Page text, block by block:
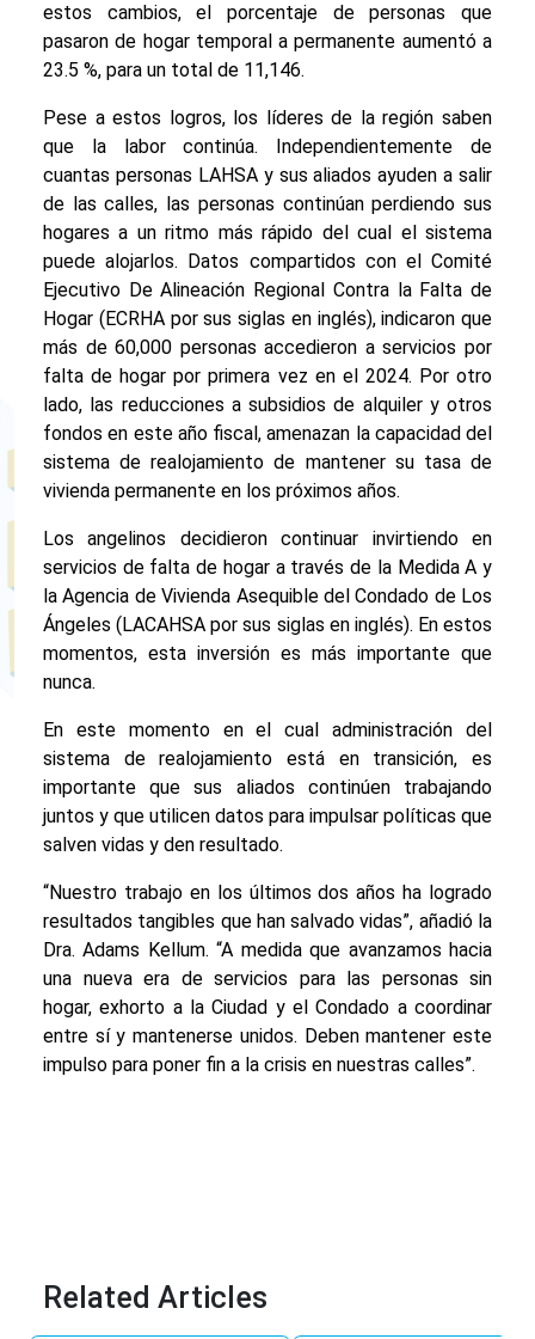
estos cambios, el porcentaje de personas que
pasaron de hogar temporal a permanente aumentó a
23.5 %, para un total de 11,146.
Pese a estos logros, los líderes de la región saben
que la labor continúa. Independientemente de
cuantas personas LAHSA y sus aliados ayuden a salir
de las calles, las personas continúan perdiendo sus
hogares a un ritmo más rápido del cual el sistema
puede alojarlos. Datos compartidos con el Comité
Ejecutivo De Alineación Regional Contra la Falta de
Hogar (ECRHA por sus siglas en inglés), indicaron que
más de 60,000 personas accedieron a servicios por
falta de hogar por primera vez en el 2024. Por otro
lado, las reducciones a subsidios de alquiler y otros
fondos en este año fiscal, amenazan la capacidad del
sistema de realojamiento de mantener su tasa de
vivienda permanente en los próximos años.
Los angelinos decidieron continuar invirtiendo en
servicios de falta de hogar a través de la Medida A y
la Agencia de Vivienda Asequible del Condado de Los
Ángeles (LACAHSA por sus siglas en inglés). En estos
momentos, esta inversión es más importante que
nunca.
En este momento en el cual administración del
sistema de realojamiento está en transición, es
importante que sus aliados continúen trabajando
juntos y que utilicen datos para impulsar políticas que
salven vidas y den resultado.
“Nuestro trabajo en los últimos dos años ha logrado
resultados tangibles que han salvado vidas”, añadió la
Dra. Adams Kellum. “A medida que avanzamos hacia
una nueva era de servicios para las personas sin
hogar, exhorto a la Ciudad y el Condado a coordinar
entre sí y mantenerse unidos. Deben mantener este
impulso para poner fin a la crisis en nuestras calles”.
Related Articles